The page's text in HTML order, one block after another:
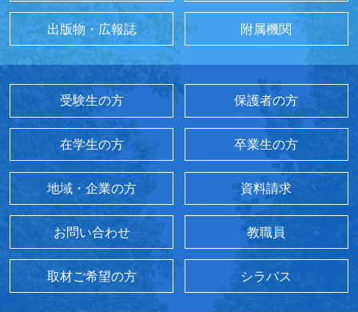
出版物・広報誌 附属機関
受験生の方 保護者の方
在学生の方 卒業生の方
地域・企業の方 資料請求
お問い合わせ 教職員
取材ご希望の方 シラバス